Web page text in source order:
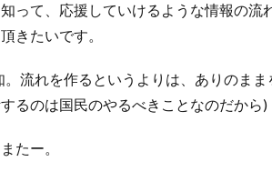
って、応援していけるような情報の流
きたいです。
流れを作るというよりは、ありのまま
るのは国民のやるべきことなのだから)
たー。